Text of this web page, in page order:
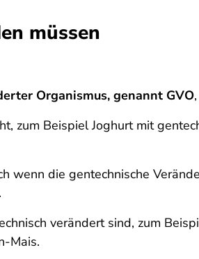
müssen
Organismus, genannt GVO
zum Beispiel Joghurt mit
wenn die gentechnische
verändert sind, zum
Mais.